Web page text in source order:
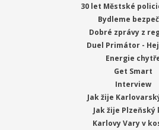
30 let Městské
Bydleme
Dobré zprávy z
Duel Primátor -
Energie
Get Smart
Interview
Jak žije
Jak žije Plzeňský
Karlovy Vary v